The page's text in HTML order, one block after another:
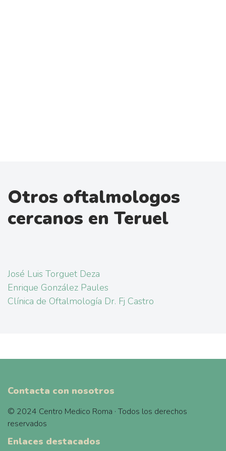
Otros oftalmologos
cercanos en Teruel
José Luis Torguet Deza
Enrique González Paules
Clínica de Oftalmología Dr. Fj Castro
Contacta con nosotros
© 2024 Centro Medico Roma · Todos los derechos
reservados
Enlaces destacados